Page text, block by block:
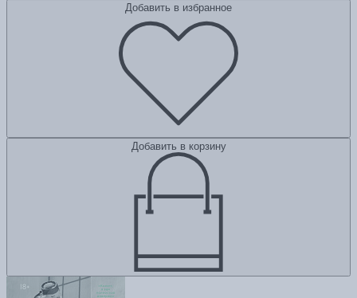
Добавить в избранное
Добавить в корзину